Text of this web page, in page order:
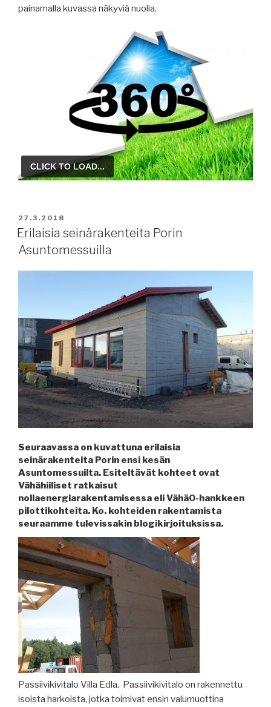
painamalla kuvassa näkyviä nuolia.
JULKAISTU
27.3.2018
Erilaisia seinärakenteita Porin
Asuntomessuilla
Seuraavassa on kuvattuna erilaisia
seinärakenteita Porin ensi kesän
Asuntomessuilta. Esiteltävät kohteet ovat
Vähähiiliset ratkaisut
nollaenergiarakentamisessa eli Vähä0-hankkeen
pilottikohteita. Ko. kohteiden rakentamista
seuraamme tulevissakin blogikirjoituksissa.
Passiivikivitalo Villa Edla. Passiivikivitalo on rakennettu
isoista harkoista, jotka toimivat ensin valumuottina